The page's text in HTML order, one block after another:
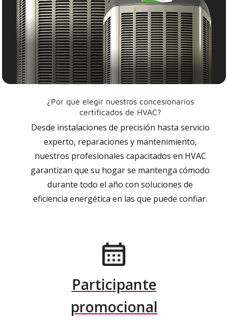
¿Por qué elegir nuestros concesionarios
certificados de HVAC?
Desde instalaciones de precisión hasta servicio
experto, reparaciones y mantenimiento,
nuestros profesionales capacitados en HVAC
garantizan que su hogar se mantenga cómodo
durante todo el año con soluciones de
eficiencia energética en las que puede confiar.
Participante
promocional